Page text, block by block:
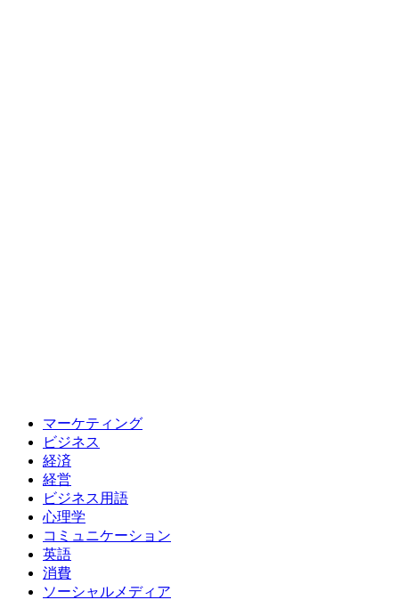
マーケティング
ビジネス
経済
経営
ビジネス用語
心理学
コミュニケーション
英語
消費
ソーシャルメディア